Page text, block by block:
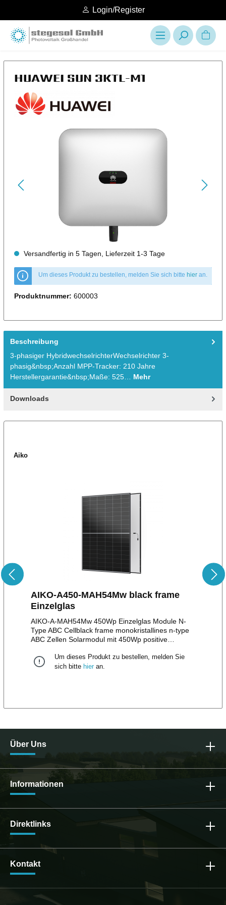
Login/Register
HUAWEI SUN 3KTL-M1
Versandfertig in 5 Tagen, Lieferzeit 1-3 Tage
Um dieses Produkt zu bestellen, melden Sie sich bitte hieran.
Produktnummer: 600003
Beschreibung
3-phasiger HybridwechselrichterWechselrichter 3-
phasig&nbsp;Anzahl MPP-Tracker: 210 Jahre
Herstellergarantie&nbsp;Maße: 525… Mehr
Downloads
Aiko
AIKO-A450-MAH54Mw black frame
Einzelglas
AIKO-A-MAH54Mw 450Wp Einzelglas Module N-
Type ABC Cellblack frame monokristallines n-type
ABC Zellen Solarmodul mit 450Wp positive
HalbzellenStäubli MC4 Stecker/EVO II Stecker12
Jahre Produktgarantie30 Jahre lineare
Um dieses Produkt zu bestellen, melden Sie
sich bitte hier an.
Über Uns
Informationen
Direktlinks
Kontakt